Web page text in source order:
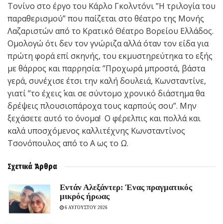
Τονίνο στο έργο του Κάρλο Γκολντόνι ”Η τριλογία του
παραθερισμού” που παίζεται στο θέατρο της Μονής
Λαζαριστών από το Κρατικό Θέατρο Βορείου Ελλάδος.
Ομολογώ ότι δεν τον γνώριζα αλλά όταν τον είδα για
πρώτη φορά επί σκηνής, του εκμυστηρεύτηκα το εξής
με θάρρος και παρρησία: ”Προχωρά μπροστά, βάστα
γερά, συνέχισε έτσι την καλή δουλειά, Κωνσταντίνε,
γιατί ”το έχεις΄΄ και σε σύντομο χρονικό διάστημα θα
δρέψεις πλουσιοπάροχα τους καρπούς σου”. Μην
ξεχάσετε αυτό το όνομα! Ο φέρελπις και πολλά και
καλά υποσχόμενος καλλιτέχνης Κωνσταντίνος
Τσονόπουλος από το Α ως το Ω.
Σχετικά Άρθρα
Εντάν Αλεξάντερ: Ένας πραγματικός
μικρός ήρωας
6 ΑΥΓΟΥΣΤΟΥ 2026